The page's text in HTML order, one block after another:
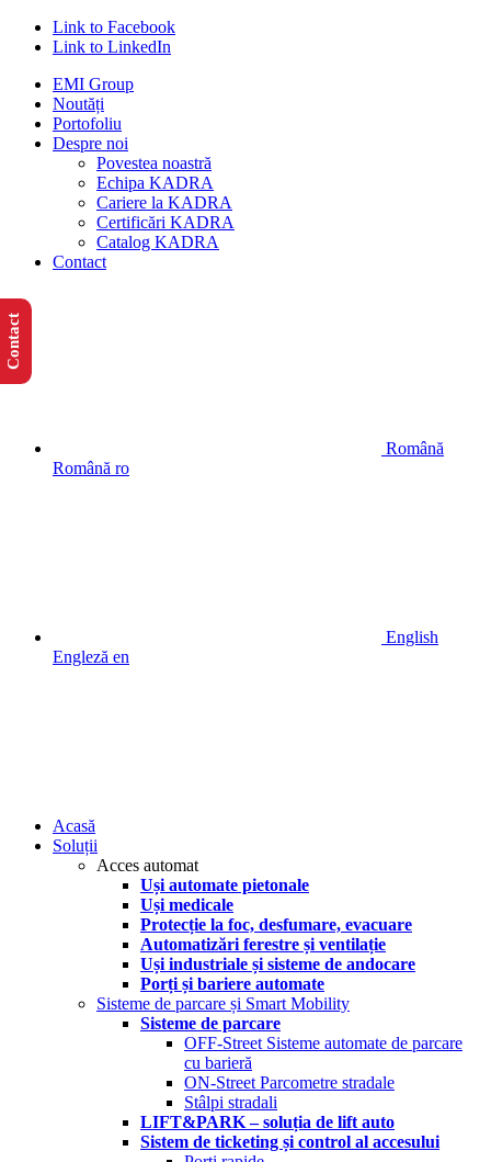
Link to Facebook
Link to LinkedIn
EMI Group
Noutăți
Portofoliu
Despre noi
Povestea noastră
Echipa KADRA
Cariere la KADRA
Certificări KADRA
Catalog KADRA
Contact
Română
Română ro
English
Engleză en
Acasă
Soluții
Acces automat
Uși automate pietonale
Uși medicale
Protecție la foc, desfumare, evacuare
Automatizări ferestre și ventilație
Uși industriale și sisteme de andocare
Porți și bariere automate
Sisteme de parcare și Smart Mobility
Sisteme de parcare
OFF-Street Sisteme automate de parcare
cu barieră
ON-Street Parcometre stradale
Stâlpi stradali
LIFT&PARK – soluția de lift auto
Sistem de ticketing și control al accesului
Contact